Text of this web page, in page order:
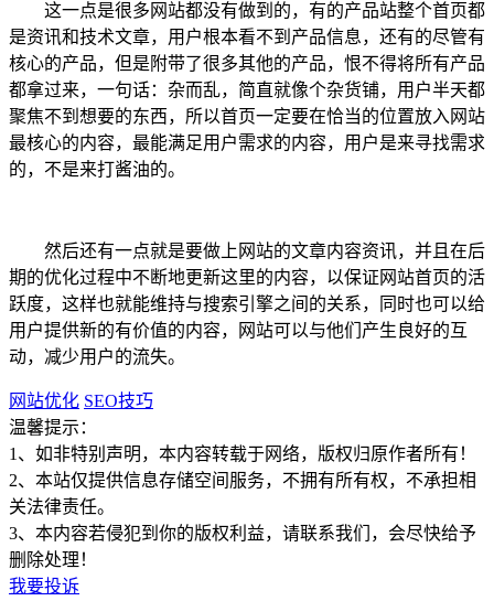
这一点是很多网站都没有做到的，有的产品站整个首页都
是资讯和技术文章，用户根本看不到产品信息，还有的尽管有
核心的产品，但是附带了很多其他的产品，恨不得将所有产品
都拿过来，一句话：杂而乱，简直就像个杂货铺，用户半天都
聚焦不到想要的东西，所以首页一定要在恰当的位置放入网站
最核心的内容，最能满足用户需求的内容，用户是来寻找需求
的，不是来打酱油的。
然后还有一点就是要做上网站的文章内容资讯，并且在后
期的优化过程中不断地更新这里的内容，以保证网站首页的活
跃度，这样也就能维持与搜索引擎之间的关系，同时也可以给
用户提供新的有价值的内容，网站可以与他们产生良好的互
动，减少用户的流失。
网站优化 SEO技巧
温馨提示：
1、如非特别声明，本内容转载于网络，版权归原作者所有！
2、本站仅提供信息存储空间服务，不拥有所有权，不承担相
关法律责任。
3、本内容若侵犯到你的版权利益，请联系我们，会尽快给予
删除处理！
我要投诉